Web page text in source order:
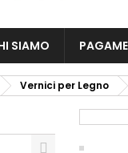
SIAMO
Vernici per Legno